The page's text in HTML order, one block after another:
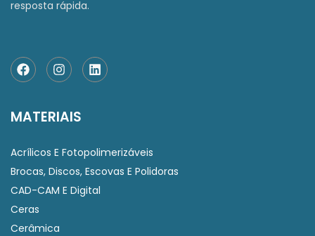
resposta rápida.
MATERIAIS
Acrílicos E Fotopolimerizáveis
Brocas, Discos, Escovas E Polidoras
CAD-CAM E Digital
Ceras
Cerâmica